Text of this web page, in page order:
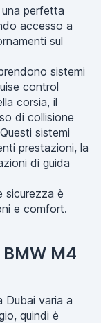
perfetta
accesso a
sul
sistemi
control
corsia, il
di collisione
sistemi
prestazioni, la
di guida
sicurezza è
e comfort.
M4
varia a
quindi è